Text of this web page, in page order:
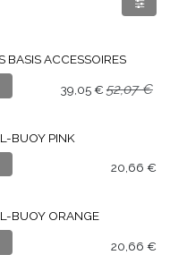
BASIS ACCESSOIRES
39,05€ 52,07€
BUOY PINK
20,66 €
BUOY ORANGE
20,66 €